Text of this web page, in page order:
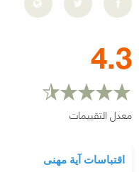
4.3
معدل التقييمات
اقتباسات آية مهنى